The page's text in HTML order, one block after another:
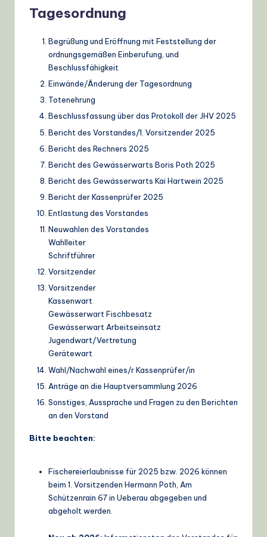
Tagesordnung
Begrüßung und Eröffnung mit Feststellung der
ordnungsgemäßen Einberufung, und
Beschlussfähigkeit
Einwände/Änderung der Tagesordnung
Totenehrung
Beschlussfassung über das Protokoll der JHV 2025
Bericht des Vorstandes/1. Vorsitzender 2025
Bericht des Rechners 2025
Bericht des Gewässerwarts Boris Poth 2025
Bericht des Gewässerwarts Kai Hartwein 2025
Bericht der Kassenprüfer 2025
Entlastung des Vorstandes
Neuwahlen des Vorstandes
Wahlleiter
Schriftführer
Vorsitzender
Vorsitzender
Kassenwart
Gewässerwart Fischbesatz
Gewässerwart Arbeitseinsatz
Jugendwart/Vertretung
Gerätewart
Wahl/Nachwahl eines/r Kassenprüfer/in
Anträge an die Hauptversammlung 2026
Sonstiges, Aussprache und Fragen zu den Berichten
an den Vorstand
Bitte beachten:
Fischereierlaubnisse für 2025 bzw. 2026 können
beim 1. Vorsitzenden Hermann Poth, Am
Schützenrain 67 in Ueberau abgegeben und
abgeholt werden.